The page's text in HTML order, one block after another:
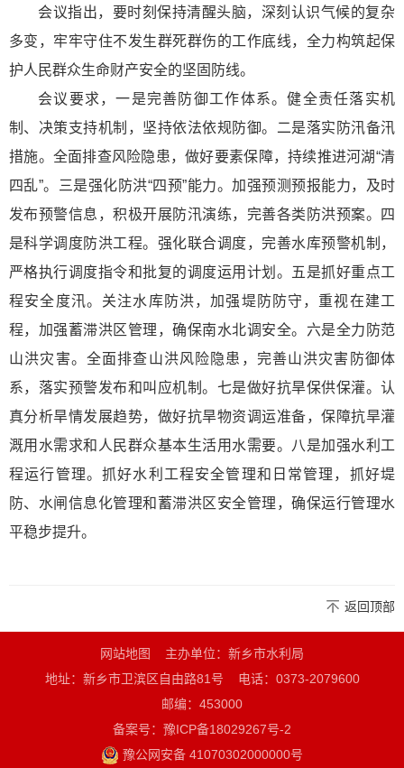
会议指出，要时刻保持清醒头脑，深刻认识气候的复杂
多变，牢牢守住不发生群死群伤的工作底线，全力构筑起保
护人民群众生命财产安全的坚固防线。
会议要求，一是完善防御工作体系。健全责任落实机
制、决策支持机制，坚持依法依规防御。二是落实防汛备汛
措施。全面排查风险隐患，做好要素保障，持续推进河湖“清
四乱”。三是强化防洪“四预”能力。加强预测预报能力，及时
发布预警信息，积极开展防汛演练，完善各类防洪预案。四
是科学调度防洪工程。强化联合调度，完善水库预警机制，
严格执行调度指令和批复的调度运用计划。五是抓好重点工
程安全度汛。关注水库防洪，加强堤防防守，重视在建工
程，加强蓄滞洪区管理，确保南水北调安全。六是全力防范
山洪灾害。全面排查山洪风险隐患，完善山洪灾害防御体
系，落实预警发布和叫应机制。七是做好抗旱保供保灌。认
真分析旱情发展趋势，做好抗旱物资调运准备，保障抗旱灌
溉用水需求和人民群众基本生活用水需要。八是加强水利工
程运行管理。抓好水利工程安全管理和日常管理，抓好堤
防、水闸信息化管理和蓄滞洪区安全管理，确保运行管理水
平稳步提升。
返回顶部
网站地图
主办单位：新乡市水利局
地址：新乡市卫滨区自由路81号
电话：0373-2079600
邮编：453000
备案号：豫ICP备18029267号-2
豫公网安备 41070302000000号